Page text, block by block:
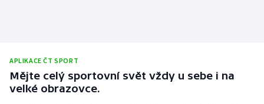
Ostatní
APLIKACE ČT SPORT
Mějte celý sportovní svět vždy u sebe i na
velké obrazovce.